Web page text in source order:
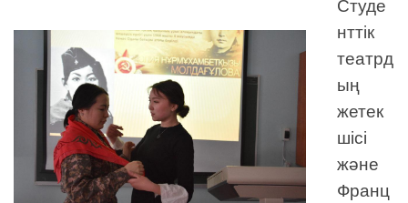
нттік
театрд
ың
жетек
шісі
және
Франц